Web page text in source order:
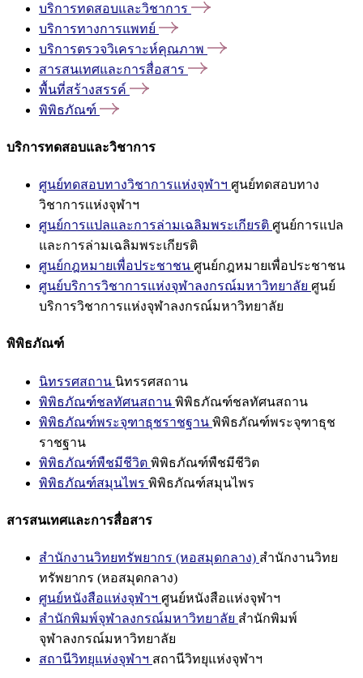
บริการทดสอบและวิชาการ
บริการทางการแพทย์
บริการตรวจวิเคราะห์คุณภาพ
สารสนเทศและการสื่อสาร
พื้นที่สร้างสรรค์
พิพิธภัณฑ์
บริการทดสอบและวิชาการ
ศูนย์ทดสอบทางวิชาการแห่งจุฬาฯ ศูนย์ทดสอบทาง
วิชาการแห่งจุฬาฯ
ศูนย์การแปลและการล่ามเฉลิมพระเกียรติ ศูนย์การแปล
และการล่ามเฉลิมพระเกียรติ
ศูนย์กฎหมายเพื่อประชาชน ศูนย์กฎหมายเพื่อประชาชน
ศูนย์บริการวิชาการแห่งจุฬาลงกรณ์มหาวิทยาลัย ศูนย์
บริการวิชาการแห่งจุฬาลงกรณ์มหาวิทยาลัย
พิพิธภัณฑ์
นิทรรศสถาน นิทรรศสถาน
พิพิธภัณฑ์ชลทัศนสถาน พิพิธภัณฑ์ชลทัศนสถาน
พิพิธภัณฑ์พระจุฑาธุชราชฐาน พิพิธภัณฑ์พระจุฑาธุช
ราชฐาน
พิพิธภัณฑ์พืชมีชีวิต พิพิธภัณฑ์พืชมีชีวิต
พิพิธภัณฑ์สมุนไพร พิพิธภัณฑ์สมุนไพร
สารสนเทศและการสื่อสาร
สำนักงานวิทยทรัพยากร (หอสมุดกลาง) สำนักงานวิทย
ทรัพยากร (หอสมุดกลาง)
ศูนย์หนังสือแห่งจุฬาฯ ศูนย์หนังสือแห่งจุฬาฯ
สำนักพิมพ์จุฬาลงกรณ์มหาวิทยาลัย สำนักพิมพ์
จุฬาลงกรณ์มหาวิทยาลัย
สถานีวิทยุแห่งจุฬาฯ สถานีวิทยุแห่งจุฬาฯ